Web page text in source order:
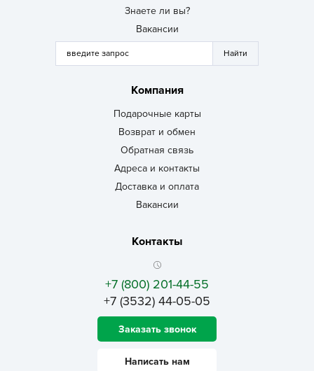
Знаете ли вы?
Вакансии
Компания
Подарочные карты
Возврат и обмен
Обратная связь
Адреса и контакты
Доставка и оплата
Вакансии
Контакты
+7 (800) 201-44-55
+7 (3532) 44-05-05
Заказать звонок
Написать нам